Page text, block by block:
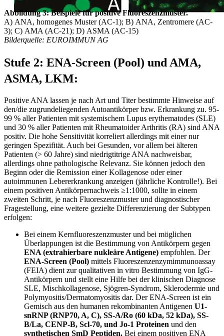
Abbildung 3: Beispiele für positive Fluoreszenzmuster.
A) ANA, homogenes Muster (AC-1); B) ANA, Zentromere (AC-
3); C) AMA (AC-21); D) ASMA (AC-15)
Bilderquelle: EUROIMMUN AG
Stufe 2: ENA-Screen (Pool) und AMA,
ASMA, LKM:
Positive ANA lassen je nach Art und Titer bestimmte Hinweise auf
den/die zugrundeliegenden Autoantikörper bzw. Erkrankung zu. 95-
99 % aller Patienten mit systemischem Lupus erythematodes (SLE)
und 30 % aller Patienten mit Rheumatoider Arthritis (RA) sind ANA
positiv. Die hohe Sensitivität kor­reliert allerdings mit einer nur
geringen Spezifität. Auch bei Gesunden, vor allem bei älteren
Patienten (> 60 Jahre) sind niedrigtitrige ANA nachweisbar,
allerdings ohne pathologische Relevanz. Sie können jedoch den
Beginn oder die Re­mission einer Kollagenose oder einer
autoimmunen Lebererkrankung anzeigen (jährliche Kontrolle!). Bei
einem positi­ven Antikörpernachweis ≥1:1000, sollte in einem
zweiten Schritt, je nach Fluoreszenzmuster und diagnostischer
Frage­stellung, eine weitere gezielte Differenzierung der Subtypen
erfolgen:
Bei einem Kernfluoreszenzmuster und bei möglichen
Überlappungen ist die Bestimmung von Antikörpern gegen
ENA (extrahierbare nukleäre Antigene) empfohlen. Der
ENA-Screen (Pool) mittels Fluoreszenzenzymimmunoassay
(FEIA) dient zur qualitativen in vitro Bestimmung von IgG-
Antikörpern und stellt eine Hilfe bei der klinischen Diag­nose
SLE, Mischkollagenose, Sjögren-Syndrom, Sklerodermie und
Polymyositis/Dermatomyositis dar. Der ENA-Screen ist ein
Gemisch aus den humanen rekombinanten Antigenen U1-
snRNP (RNP70, A, C), SS-A/Ro (60 kDa, 52 kDa), SS-
B/La, CENP-B, Scl-70, und Jo-1 Proteinen und den
synthetischen SmD Peptiden. Bei einem positiven ENA